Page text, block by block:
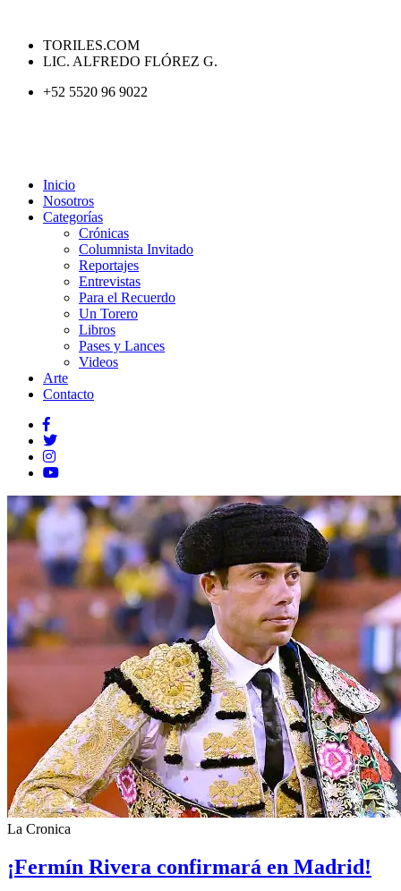
TORILES.COM
LIC. ALFREDO FLÓREZ G.
+52 5520 96 9022
Inicio
Nosotros
Categorías
Crónicas
Columnista Invitado
Reportajes
Entrevistas
Para el Recuerdo
Un Torero
Libros
Pases y Lances
Videos
Arte
Contacto
La Cronica
¡Fermín Rivera confirmará en Madrid!